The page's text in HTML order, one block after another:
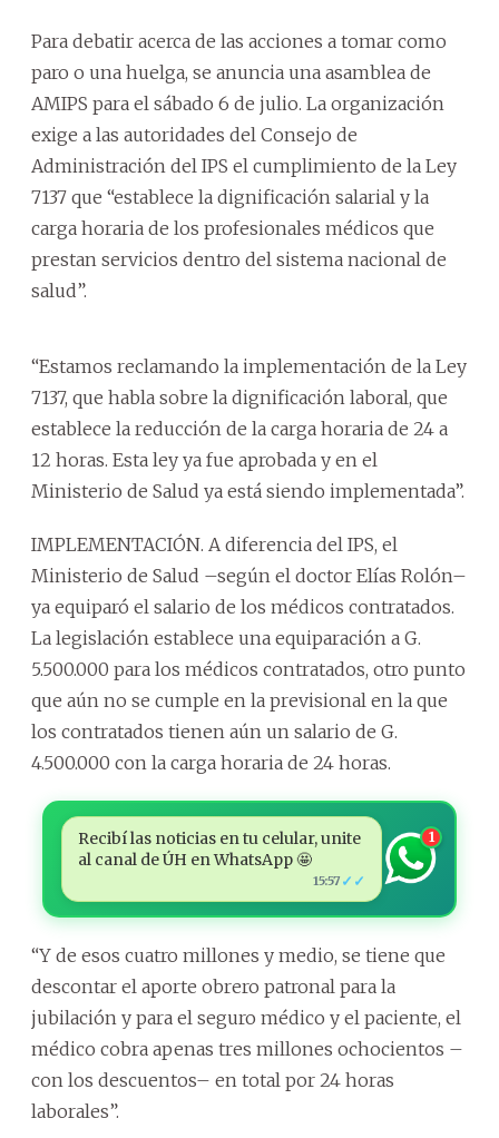
Para debatir acerca de las acciones a tomar como
paro o una huelga, se anuncia una asamblea de
AMIPS para el sábado 6 de julio. La organización
exige a las autoridades del Consejo de
Administración del IPS el cumplimiento de la Ley
7137 que “establece la dignificación salarial y la
carga horaria de los profesionales médicos que
prestan servicios dentro del sistema nacional de
salud”.
“Estamos reclamando la implementación de la Ley
7137, que habla sobre la dignificación laboral, que
establece la reducción de la carga horaria de 24 a
12 horas. Esta ley ya fue aprobada y en el
Ministerio de Salud ya está siendo implementada”.
IMPLEMENTACIÓN. A diferencia del IPS, el
Ministerio de Salud –según el doctor Elías Rolón–
ya equiparó el salario de los médicos contratados.
La legislación establece una equiparación a G.
5.500.000 para los médicos contratados, otro punto
que aún no se cumple en la previsional en la que
los contratados tienen aún un salario de G.
4.500.000 con la carga horaria de 24 horas.
Recibí las noticias en tu celular, unite
al canal de ÚH en WhatsApp 🤩
15:57 ✓✓
1
“Y de esos cuatro millones y medio, se tiene que
descontar el aporte obrero patronal para la
jubilación y para el seguro médico y el paciente, el
médico cobra apenas tres millones ochocientos –
con los descuentos– en total por 24 horas
laborales”.